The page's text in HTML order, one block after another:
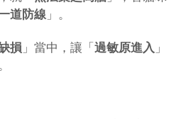
道防線 」。
損 」當中，讓「 過敏原進入 」